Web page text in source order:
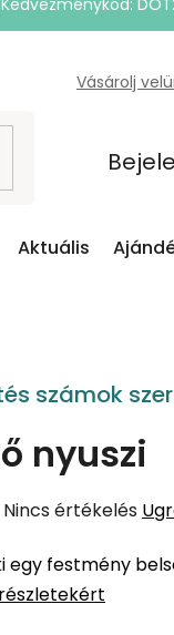
Vásárolj
Aktuális
számok
nyuszi
A
átlagos
értékelése
Nincs értékelés
egy festmény